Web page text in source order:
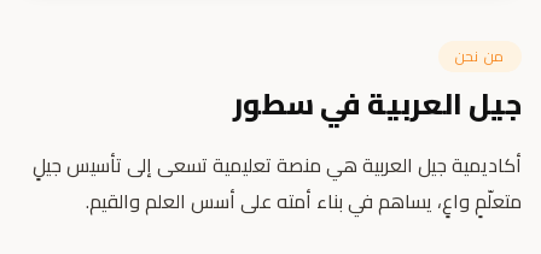
من نحن
جيل العربية في سطور
أكاديمية جيل العربية هي منصة تعليمية تسعى إلى تأسيس جيلٍ